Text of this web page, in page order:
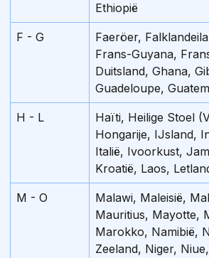
Ethiopië
F - G
Faeröer,
Frans-Guyana,
Duitsland, Ghana,
Guadeloupe,
H - L
Haïti, Heilige Stoel
Hongarije, IJsland,
Italië, Ivoorkust,
Kroatië, Laos,
M - O
Malawi, Maleisië,
Mauritius, Mayotte,
Marokko, Namibië,
Zeeland, Niger,